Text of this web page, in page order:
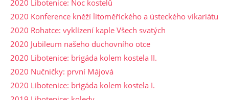
2020 Libotenice: Noc kostelů
2020 Konference kněží litoměřického a ústeckého vikariátu
2020 Rohatce: vyklízení kaple Všech svatých
2020 Jubileum našeho duchovního otce
2020 Libotenice: brigáda kolem kostela II.
2020 Nučničky: první Májová
2020 Libotenice: brigáda kolem kostela I.